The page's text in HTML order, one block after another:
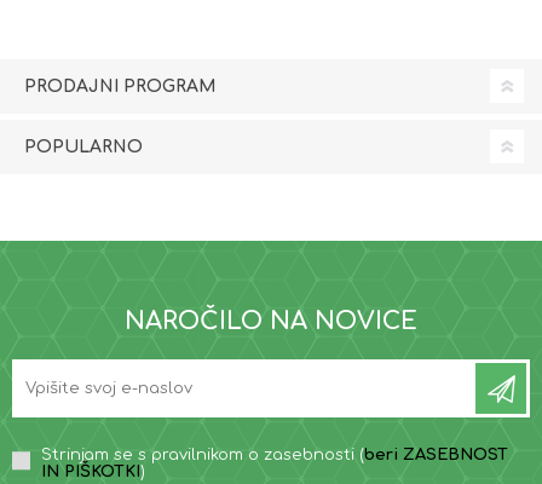
PRODAJNI PROGRAM
POPULARNO
NAROČILO NA NOVICE
Strinjam se s pravilnikom o zasebnosti (beri ZASEBNOST
IN PIŠKOTKI )